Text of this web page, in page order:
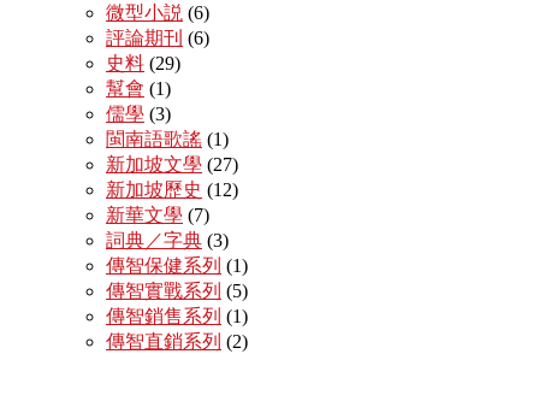
微型小説 (6)
評論期刊 (6)
史料 (29)
幫會 (1)
儒學 (3)
閩南語歌謠 (1)
新加坡文學 (27)
新加坡歷史 (12)
新華文學 (7)
詞典／字典 (3)
傳智保健系列 (1)
傳智實戰系列 (5)
傳智銷售系列 (1)
傳智直銷系列 (2)